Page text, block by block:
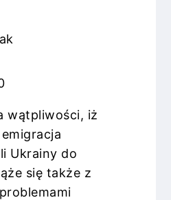
wątpliwości, iż
Ukrainy do
się także z